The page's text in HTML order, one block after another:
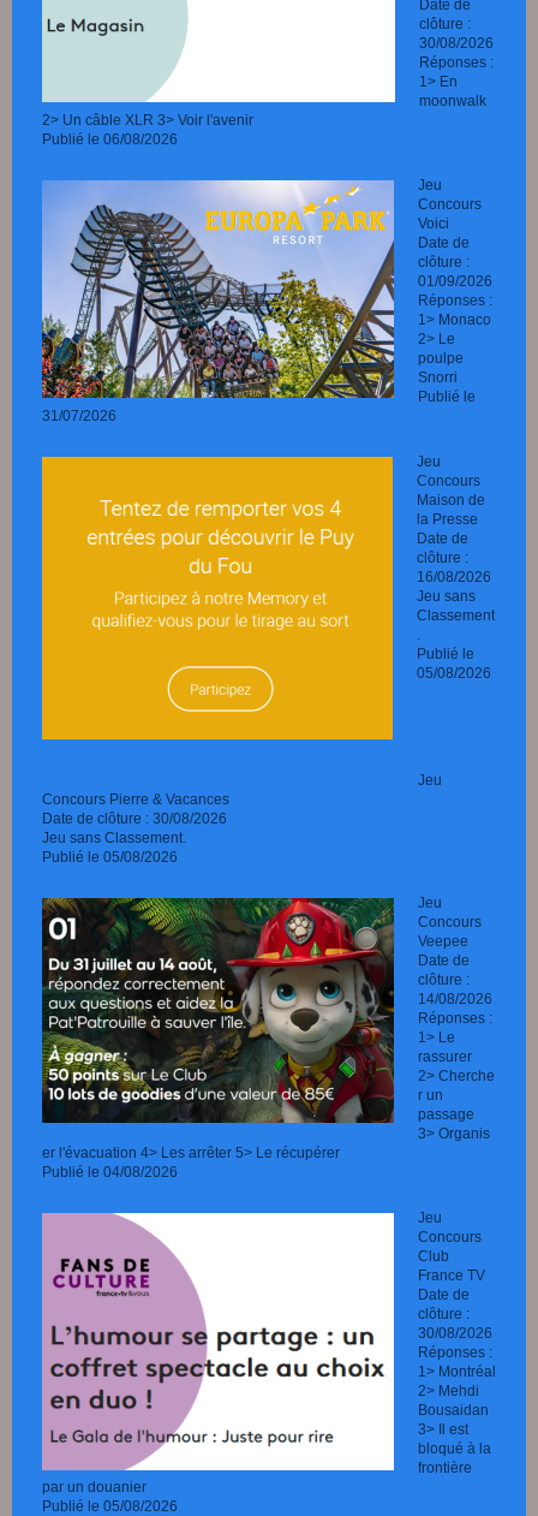
Date de
clôture :
30/08/2026
Réponses :
1> En
moonwalk
2> Un câble XLR 3> Voir l'avenir
Publié le 06/08/2026
Jeu
Concours
Voici
Date de
clôture :
01/09/2026
Réponses :
1> Monaco
2> Le
poulpe
Snorri
Publié le
31/07/2026
Jeu
Concours
Maison de
la Presse
Date de
clôture :
16/08/2026
Jeu sans
Classement
.
Publié le
05/08/2026
Jeu
Concours Pierre & Vacances
Date de clôture : 30/08/2026
Jeu sans Classement.
Publié le 05/08/2026
Jeu
Concours
Veepee
Date de
clôture :
14/08/2026
Réponses :
1> Le
rassurer
2> Cherche
r un
passage
3> Organis
er l'évacuation 4> Les arrêter 5> Le récupérer
Publié le 04/08/2026
Jeu
Concours
Club
France TV
Date de
clôture :
30/08/2026
Réponses :
1> Montréal
2> Mehdi
Bousaidan
3> Il est
bloqué à la
frontière
par un douanier
Publié le 05/08/2026